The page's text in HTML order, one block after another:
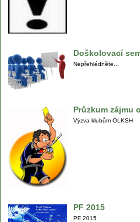
Doškolovací
Nepřehlédněte...
Průzkum zájmu
Výzva klubům OLKSH
PF 2015
PF 2015